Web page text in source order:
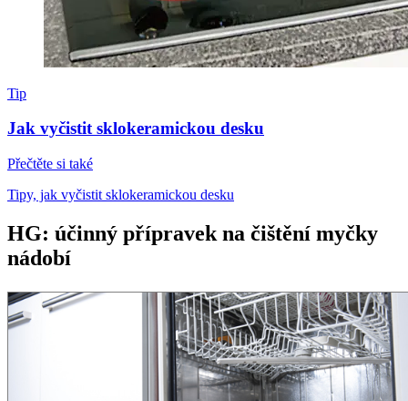
Tip
Jak vyčistit sklokeramickou desku
Přečtěte si také
Tipy, jak vyčistit sklokeramickou desku
HG: účinný přípravek na čištění myčky
nádobí